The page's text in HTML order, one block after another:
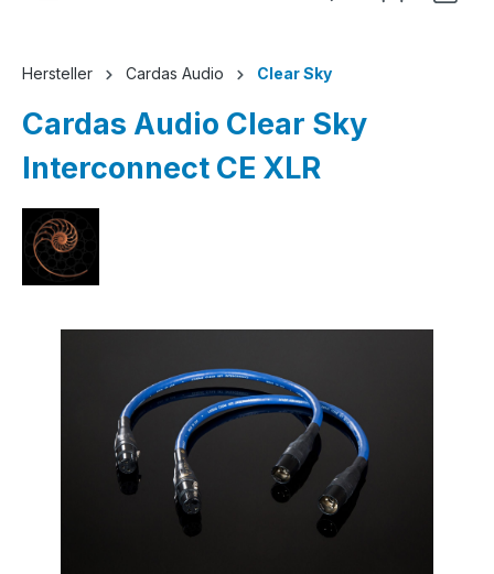
Hersteller Cardas Audio Clear Sky
Cardas Audio Clear Sky
Interconnect CE XLR